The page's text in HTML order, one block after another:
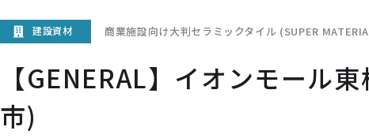
建設資材 商業施設向け大判セラミックタイル (SUPER
【GENERAL】イオンモール
市)